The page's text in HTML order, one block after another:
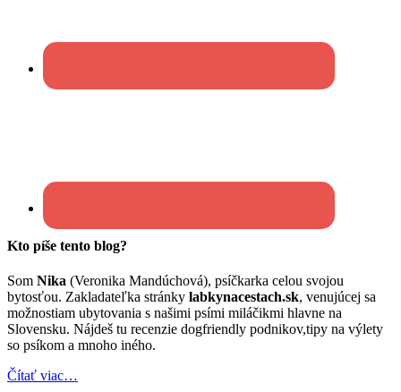
Kto píše tento blog?
Som Nika (Veronika Mandúchová), psíčkarka celou svojou
bytosťou. Zakladateľka stránky labkynacestach.sk, venujúcej sa
možnostiam ubytovania s našimi psími miláčikmi hlavne na
Slovensku. Nájdeš tu recenzie dogfriendly podnikov,tipy na výlety
so psíkom a mnoho iného.
Čítať viac…